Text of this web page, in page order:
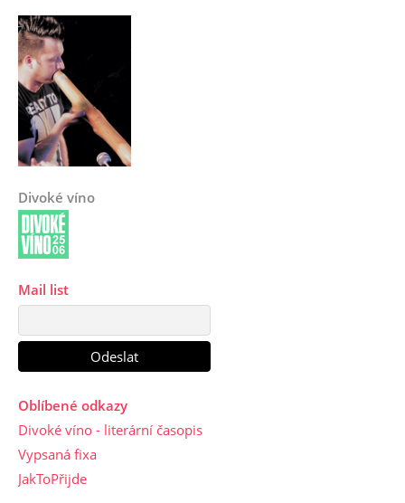
Divoké víno
Mail list
Oblíbené odkazy
Divoké víno - literární časopis
Vypsaná fixa
JakToPřijde